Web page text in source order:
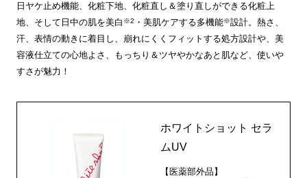
日ヤケ止め機能、化粧下地、化粧直し＆塗り直しができる化粧上
地、そして日中の肌を美白 ※2 ・美肌ケアする多機能※設計。熱さ、
汗、表情の動きに着目し、崩れにくくフィットする処方設計や、美
容液仕立ての心地よさ、もっちり＆ツヤやかなあと肌など、使いや
すさが魅力！
ホワイトショット セラ
ムUV
【医薬部外品】